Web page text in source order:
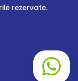
rezervate.